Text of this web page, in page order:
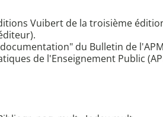
Vuibert de la troisième
du Bulletin de
de l'Enseignement Public